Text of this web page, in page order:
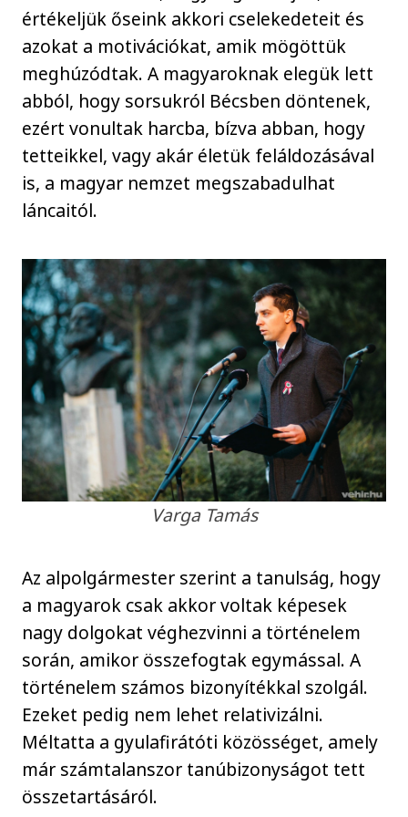
értékeljük őseink akkori cselekedeteit és
azokat a motivációkat, amik mögöttük
meghúzódtak. A magyaroknak elegük lett
abból, hogy sorsukról Bécsben döntenek,
ezért vonultak harcba, bízva abban, hogy
tetteikkel, vagy akár életük feláldozásával
is, a magyar nemzet megszabadulhat
láncaitól.
Varga Tamás
Az alpolgármester szerint a tanulság, hogy
a magyarok csak akkor voltak képesek
nagy dolgokat véghezvinni a történelem
során, amikor összefogtak egymással. A
történelem számos bizonyítékkal szolgál.
Ezeket pedig nem lehet relativizálni.
Méltatta a gyulafirátóti közösséget, amely
már számtalanszor tanúbizonyságot tett
összetartásáról.